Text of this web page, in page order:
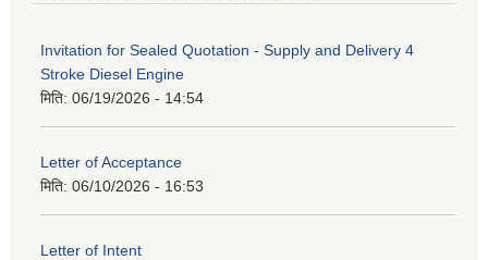
Invitation for Sealed Quotation - Supply and Delivery 4
Stroke Diesel Engine
मिति: 06/19/2026 - 14:54
Letter of Acceptance
मिति: 06/10/2026 - 16:53
Letter of Intent